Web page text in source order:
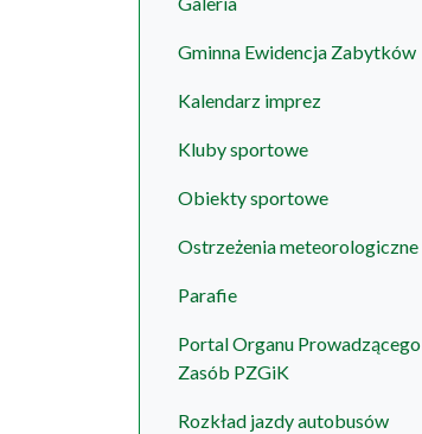
Gminna Ewidencja Zabytków
Kalendarz imprez
Kluby sportowe
Obiekty sportowe
Ostrzeżenia meteorologiczne
Parafie
Portal Organu Prowadzącego
Zasób PZGiK
Rozkład jazdy autobusów